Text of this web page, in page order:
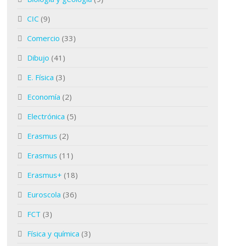
CIC (9)
Comercio (33)
Dibujo (41)
E. Física (3)
Economía (2)
Electrónica (5)
Erasmus (2)
Erasmus (11)
Erasmus+ (18)
Euroscola (36)
FCT (3)
Física y química (3)